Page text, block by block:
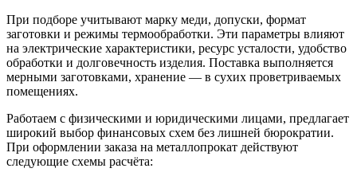
При подборе учитывают марку меди, допуски, формат
заготовки и режимы термообработки. Эти параметры влияют
на электрические характеристики, ресурс усталости, удобство
обработки и долговечность изделия. Поставка выполняется
мерными заготовками, хранение — в сухих проветриваемых
помещениях.
Работаем с физическими и юридическими лицами, предлагает
широкий выбор финансовых схем без лишней бюрократии.
При оформлении заказа на металлопрокат действуют
следующие схемы расчёта: